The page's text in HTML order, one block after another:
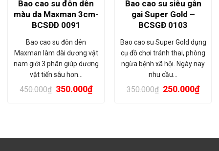
Bao cao su đôn dên
màu da Maxman 3cm-
BCSĐD 0091
Bao cao su đôn dên
Maxman làm dài dương vật
nam giới 3 phân giúp dương
vật tiến sâu hơn…
450.000₫ 350.000₫
Bao cao su siêu gân
gai Super Gold –
BCSGĐ 0103
Bao cao su Super Gold dụng
cụ đồ chơi tránh thai, phòng
ngừa bệnh xã hội. Ngày nay
nhu cầu…
350.000₫ 250.000₫